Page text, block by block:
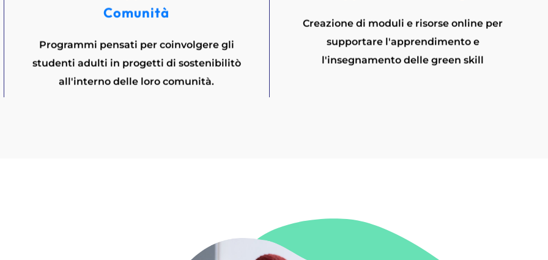
Comunità
Programmi pensati per coinvolgere gli
studenti adulti in progetti di sostenibilitò
all'interno delle loro comunità.
Creazione di moduli e risorse online per
supportare l'apprendimento e
l'insegnamento delle green skill